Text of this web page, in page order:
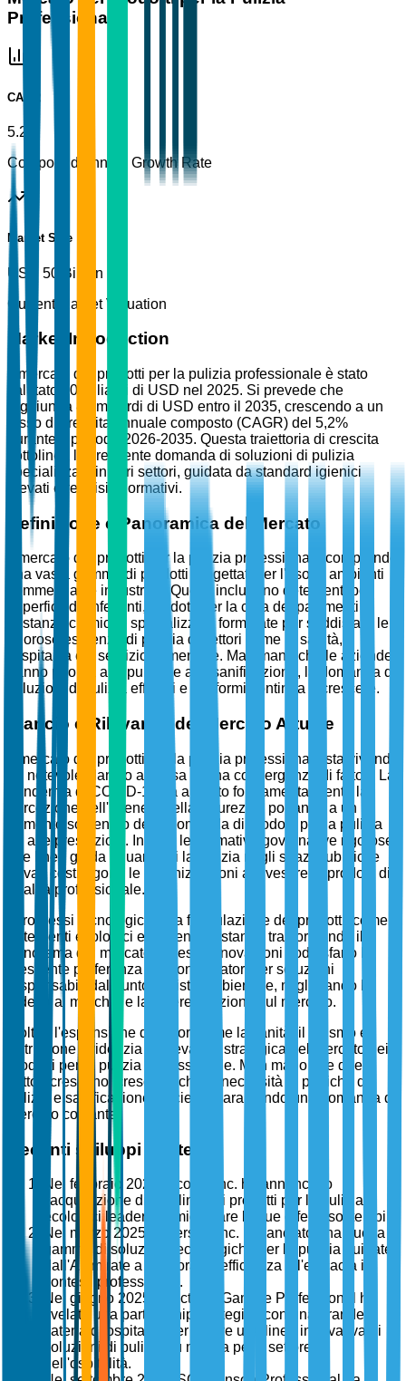
Professionale
CAGR
5.2%
Compound Annual Growth Rate
Market Size
USD 50 Billion
Current Market Valuation
Market Introduction
Il mercato dei prodotti per la pulizia professionale è stato
valutato 50 miliardi di USD nel 2025. Si prevede che
raggiunga 85 miliardi di USD entro il 2035, crescendo a un
tasso di crescita annuale composto (CAGR) del 5,2%
durante il periodo 2026-2035. Questa traiettoria di crescita
sottolinea la crescente domanda di soluzioni di pulizia
specializzate in vari settori, guidata da standard igienici
elevati e requisiti normativi.
Definizione e Panoramica del Mercato
Il mercato dei prodotti per la pulizia professionale comprende
una vasta gamma di prodotti progettati per l'uso in ambienti
commerciali e industriali. Questi includono detergenti per
superfici, disinfettanti, prodotti per la cura dei pavimenti e
sostanze chimiche specializzate formulate per soddisfare le
rigorose esigenze di pulizia di settori come la sanità,
l'ospitalità e il servizio alimentare. Man mano che le aziende
danno priorità alla pulizia e alla sanificazione, la domanda di
soluzioni di pulizia efficaci e conformi continua a crescere.
Slancio e Rilevanza del Mercato Attuale
Il mercato dei prodotti per la pulizia professionale sta vivendo
un notevole slancio a causa di una convergenza di fattori. La
pandemia di COVID-19 ha alterato fondamentalmente la
percezione dell'igiene e della sicurezza, portando a un
aumento sostenuto della domanda di prodotti per la pulizia
ad alte prestazioni. Inoltre, le normative governative rigorose
e le linee guida riguardanti la pulizia negli spazi pubblici e
privati costringono le organizzazioni a investire in prodotti di
qualità professionale.
I progressi tecnologici nella formulazione dei prodotti, come i
detergenti ecologici e sostenibili, stanno trasformando il
panorama del mercato. Queste innovazioni soddisfano la
crescente preferenza dei consumatori per soluzioni
responsabili dal punto di vista ambientale, migliorando la
fedeltà al marchio e la differenziazione sul mercato.
Inoltre, l'espansione di settori come la sanità, il turismo e
l'istruzione evidenzia la rilevanza strategica del mercato dei
prodotti per la pulizia professionale. Man mano che questi
settori crescono, cresce anche la necessità di pratiche di
pulizia e sanificazione efficienti, garantendo una domanda di
mercato costante.
Recenti sviluppi strategici
Nel febbraio 2025, Ecolab Inc. ha annunciato
l'acquisizione di una linea di prodotti per la pulizia
ecologici leader per migliorare le sue offerte sostenibili.
Nel marzo 2025, Diversey, Inc. ha lanciato una nuova
gamma di soluzioni tecnologiche per la pulizia guidate
dall'AI, mirate a migliorare l'efficienza e l'efficacia in
contesti professionali.
Nel giugno 2025, Procter & Gamble Professional ha
svelato una partnership strategica con una grande
catena di ospitalità per fornire una linea innovativa di
soluzioni di pulizia su misura per il settore
dell'ospitalità.